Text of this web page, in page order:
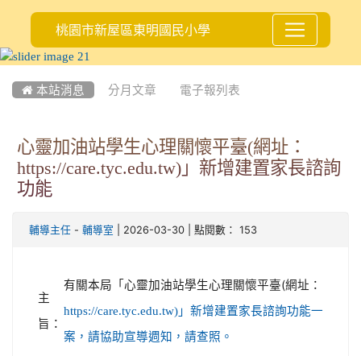
桃園市新屋區東明國民小學
 本站消息 分月文章 電子報列表
心靈加油站學生心理關懷平臺(網址：
https://care.tyc.edu.tw)」新增建置家長諮詢
功能
輔導主任 - 輔導室 | 2026-03-30 | 點閱數： 153
主
旨：
有關本局「心靈加油站學生心理關懷平臺(網址：
https://care.tyc.edu.tw)」新增建置家長諮詢功能一
案，請協助宣導週知，請查照。